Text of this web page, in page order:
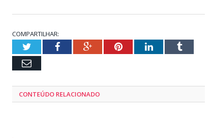
COMPARTILHAR:
TwitterFacebookGoogle+PinterestLinkedInTumblr
Email
CONTEÚDO RELACIONADO